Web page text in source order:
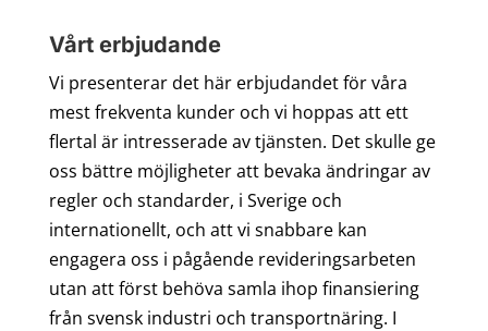
Vårt erbjudande
Vi presenterar det här erbjudandet för våra
mest frekventa kunder och vi hoppas att ett
flertal är intresserade av tjänsten. Det skulle ge
oss bättre möjligheter att bevaka ändringar av
regler och standarder, i Sverige och
internationellt, och att vi snabbare kan
engagera oss i pågående revideringsarbeten
utan att först behöva samla ihop finansiering
från svensk industri och transportnäring. I